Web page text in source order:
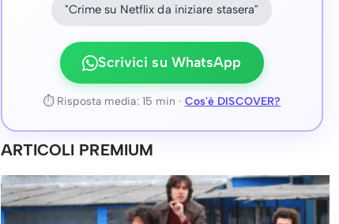
"Crime su Netflix da iniziare stasera"
Scrivici su WhatsApp
⏱ Risposta media: 15 min · Cos'è DISCOVER?
ARTICOLI PREMIUM